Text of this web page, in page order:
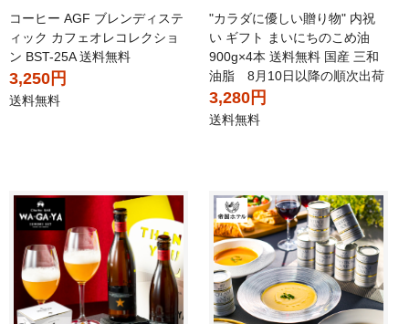
コーヒー AGF ブレンディステ
ィック カフェオレコレクショ
ン BST-25A 送料無料
3,250円
送料無料
"カラダに優しい贈り物" 内祝
い ギフト まいにちのこめ油
900g×4本 送料無料 国産 三和
油脂 8月10日以降の順次出荷
3,280円
送料無料